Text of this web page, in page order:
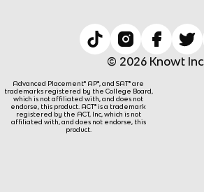
© 2026 Knowt Inc.
Advanced Placement® AP®, and SAT® are
trademarks registered by the College Board,
which is not affiliated with, and does not
endorse, this product. ACT® is a trademark
registered by the ACT, Inc, which is not
affiliated with, and does not endorse, this
product.